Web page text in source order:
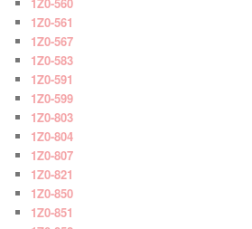
1Z0-560
1Z0-561
1Z0-567
1Z0-583
1Z0-591
1Z0-599
1Z0-803
1Z0-804
1Z0-807
1Z0-821
1Z0-850
1Z0-851